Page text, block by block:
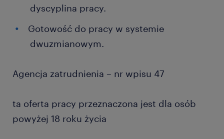
dyscyplina pracy.
Gotowość do pracy w systemie
dwuzmianowym.
Agencja zatrudnienia – nr wpisu 47
ta oferta pracy przeznaczona jest dla osób
powyżej 18 roku życia